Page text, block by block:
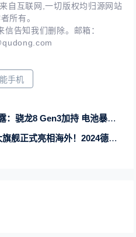
自互联网,一切版权均归源网站
所有。
告知我们删除。邮箱：
手机
8 Gen3加持 电池暴增到6000mAh
相海外！2024德国柏林消费电子展见